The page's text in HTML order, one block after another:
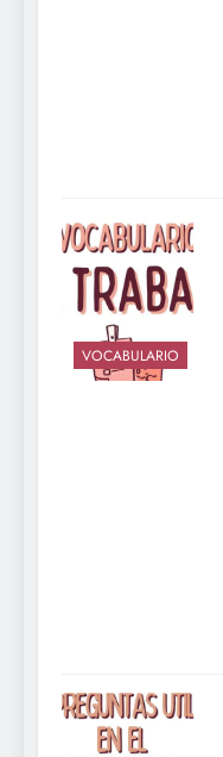
VOCABULARIO